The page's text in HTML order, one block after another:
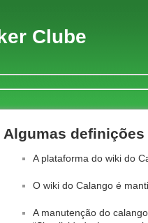
Clube
Algumas
A plataforma do wiki do
O wiki do Calango é
A manutenção do